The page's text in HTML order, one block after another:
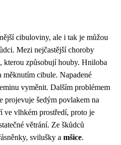
cibuloviny, ale i tak je můžou
Mezi nejčastější choroby
, kterou způsobují houby. Hniloba
cibule. Napadené
vyměnit. Dalším problémem
projevuje šedým povlakem na
ve vlhkém prostředí, proto je
větrání. Ze škůdců
svilušky a mšice.